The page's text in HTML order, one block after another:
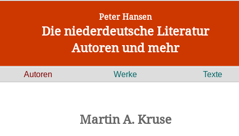
Peter Hansen
Die niederdeutsche Literatur
Autoren und mehr
Autoren Werke Texte
Martin A. Kruse